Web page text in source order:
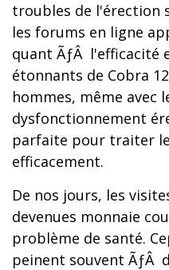
troubles de l'érection
les forums en ligne
quant ÃƒÂ l'efficacité
étonnants de Cobra
hommes, même avec
dysfonctionnement
parfaite pour traiter
efficacement.
De nos jours, les
devenues monnaie
problème de santé.
peinent souvent ÃƒÂ